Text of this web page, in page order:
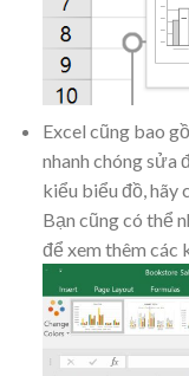
Excel cũng bao
nhanh chóng sửa
kiểu biểu đồ, hãy
Bạn cũng có thể
để xem thêm các